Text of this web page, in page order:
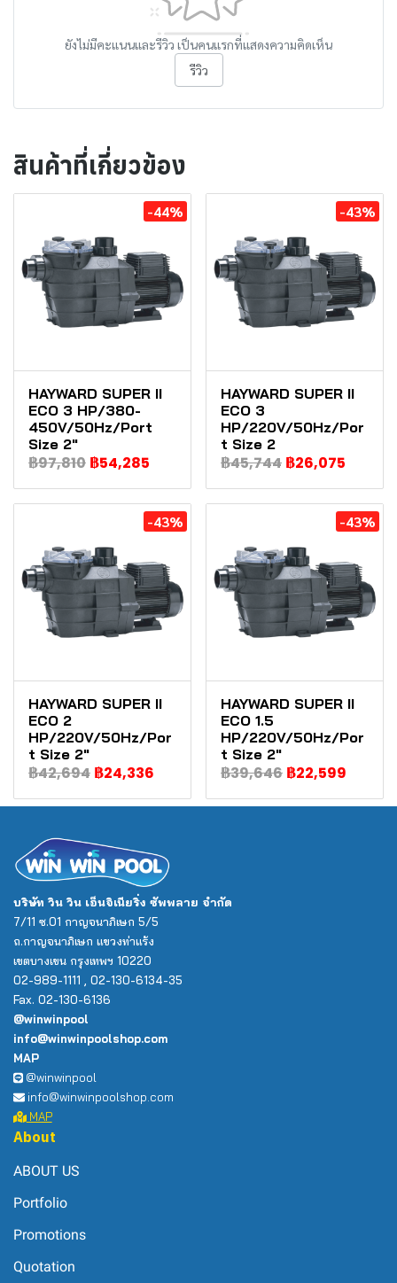
ยังไม่มีคะแนนและรีวิว เป็นคนแรกที่แสดงความคิดเห็น
รีวิว
สินค้าที่เกี่ยวข้อง
-44%
HAYWARD SUPER II
ECO 3 HP/380-
450V/50Hz/Port
Size 2"
฿97,810 ฿54,285
-43%
HAYWARD SUPER II
ECO 3
HP/220V/50Hz/Por
t Size 2
฿45,744 ฿26,075
-43%
HAYWARD SUPER II
ECO 2
HP/220V/50Hz/Por
t Size 2"
฿42,694 ฿24,336
-43%
HAYWARD SUPER II
ECO 1.5
HP/220V/50Hz/Por
t Size 2"
฿39,646 ฿22,599
บริษัท วิน วิน เอ็นจิเนียริ่ง ซัพพลาย จำกัด
7/11 ซ.01 กาญจนาภิเษก 5/5
ถ.กาญจนาภิเษก แขวงท่าแร้ง
เขตบางเขน กรุงเทพฯ 10220
02-989-1111 , 02-130-6134-35
Fax. 02-130-6136
@winwinpool
info@winwinpoolshop.com
MAP
@winwinpool
info@winwinpoolshop.com
MAP
About
ABOUT US
Portfolio
Promotions
Quotation